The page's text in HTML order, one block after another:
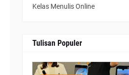
Kelas Menulis Online
Tulisan Populer